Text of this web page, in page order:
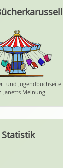
und Jugendbuchseite
Janetts Meinung
Statistik